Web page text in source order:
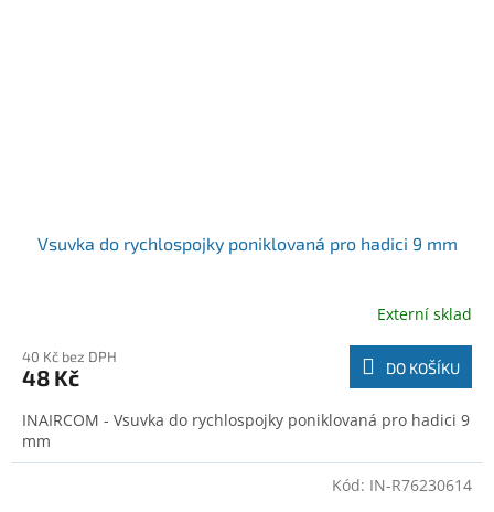
Vsuvka do rychlospojky poniklovaná pro hadici 9 mm
Externí sklad
40 Kč bez DPH
48 Kč DO KOŠÍKU
INAIRCOM - Vsuvka do rychlospojky poniklovaná pro hadici 9
mm
Kód: IN-R76230614